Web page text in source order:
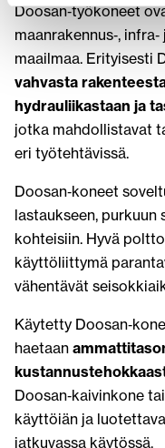
Doosan‑työkoneet
maanrakennus‑,
maailmaa. Erityisesti
vahvasta
hydrauliikastaan ja
jotka mahdollistavat
eri työtehtävissä.
Doosan‑koneet
lastaukseen, purkuun
kohteisiin. Hyvä
käyttöliittymä
vähentävät
Käytetty
haetaan
Doosan‑kaivinkone
käyttöiän ja
jatkuvassa käytössä.